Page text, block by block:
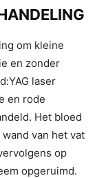
om kleine
en zonder
laser
en rode
Het bloed
van het vat
op
opgeruimd.